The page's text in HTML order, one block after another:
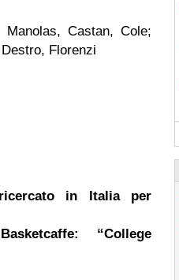
Castan, Cole;
Florenzi
in Italia per
“College